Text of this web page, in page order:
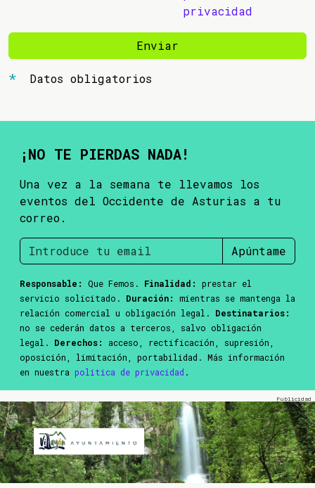
privacidad
Enviar
Datos obligatorios
¡NO TE PIERDAS NADA!
Una vez a la semana te llevamos los
eventos del Occidente de Asturias a tu
correo.
Apúntame
Responsable: Que Femos. Finalidad:
prestar el
servicio solicitado. Duración:
mientras se mantenga la
relación comercial u obligación legal. Destinatarios:
no se cederán datos a terceros, salvo obligación
legal. Derechos:
acceso, rectificación, supresión,
oposición, limitación, portabilidad. Más información
en nuestra política de privacidad .